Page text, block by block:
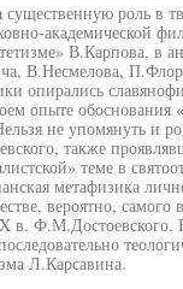
роль в
академической
В.Карпова, в
В.Несмелова,
опирались
опыте обоснования
не упомянуть и
также
теме в
метафизика
вероятно, самого
в. Ф.М.Достоевского.
Л.Карсавина.